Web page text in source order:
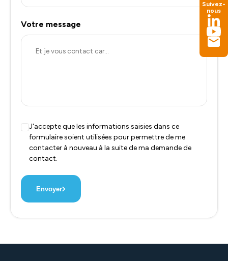
Suivez-
nous
Votre message
J'accepte que les informations saisies dans ce
formulaire soient utilisées pour permettre de me
contacter à nouveau à la suite de ma demande de
contact.
Envoyer
Inscription à la newsletter
Email*